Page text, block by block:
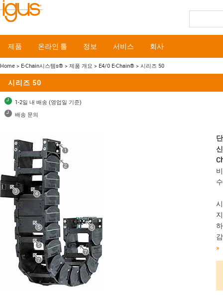
제품 온라인 툴 정보 서비스 회사
Home > E-Chain시스템s® > 제품 개요 > E4/0 E-Chain® > 시리즈 50
시리즈 50
1-2일 내 배송 (영업일 기준)
배송 문의